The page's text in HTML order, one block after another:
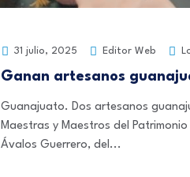
31 julio, 2025 Editor Web
Ganan artesanos
Guanajuato. Dos artesanos
Maestras y Maestros del
Ávalos Guerrero, del...